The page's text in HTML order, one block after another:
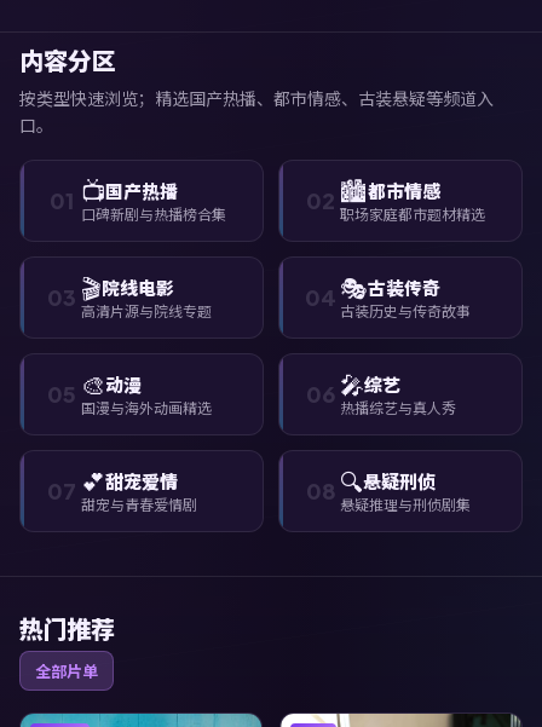
内容分区
按类型快速浏览；精选国产热播、都市情感、古装悬疑等频道入
口。
01 📺国产热播
口碑新剧与热播榜合集 02 🏙️都市情感
职场家庭都市题材精选
03 🎬院线电影
高清片源与院线专题 04 🎭古装传奇
古装历史与传奇故事
05 🎨动漫
国漫与海外动画精选 06 🎤综艺
热播综艺与真人秀
07 💕甜宠爱情
甜宠与青春爱情剧 08 🔍悬疑刑侦
悬疑推理与刑侦剧集
热门推荐
全部片单